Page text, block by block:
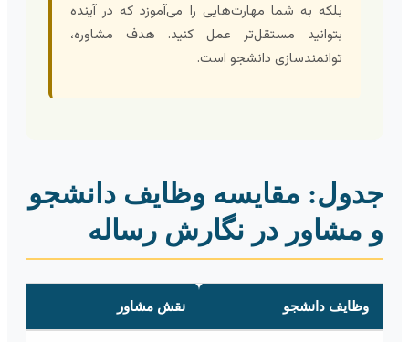
بلکه به شما مهارت‌هایی را می‌آموزد که در آینده
بتوانید مستقل‌تر عمل کنید. هدف مشاوره،
توانمندسازی دانشجو است.
مقایسه وظایف دانشجو
مشاور در نگارش رساله
وظایف دانشجو نقش مشاور